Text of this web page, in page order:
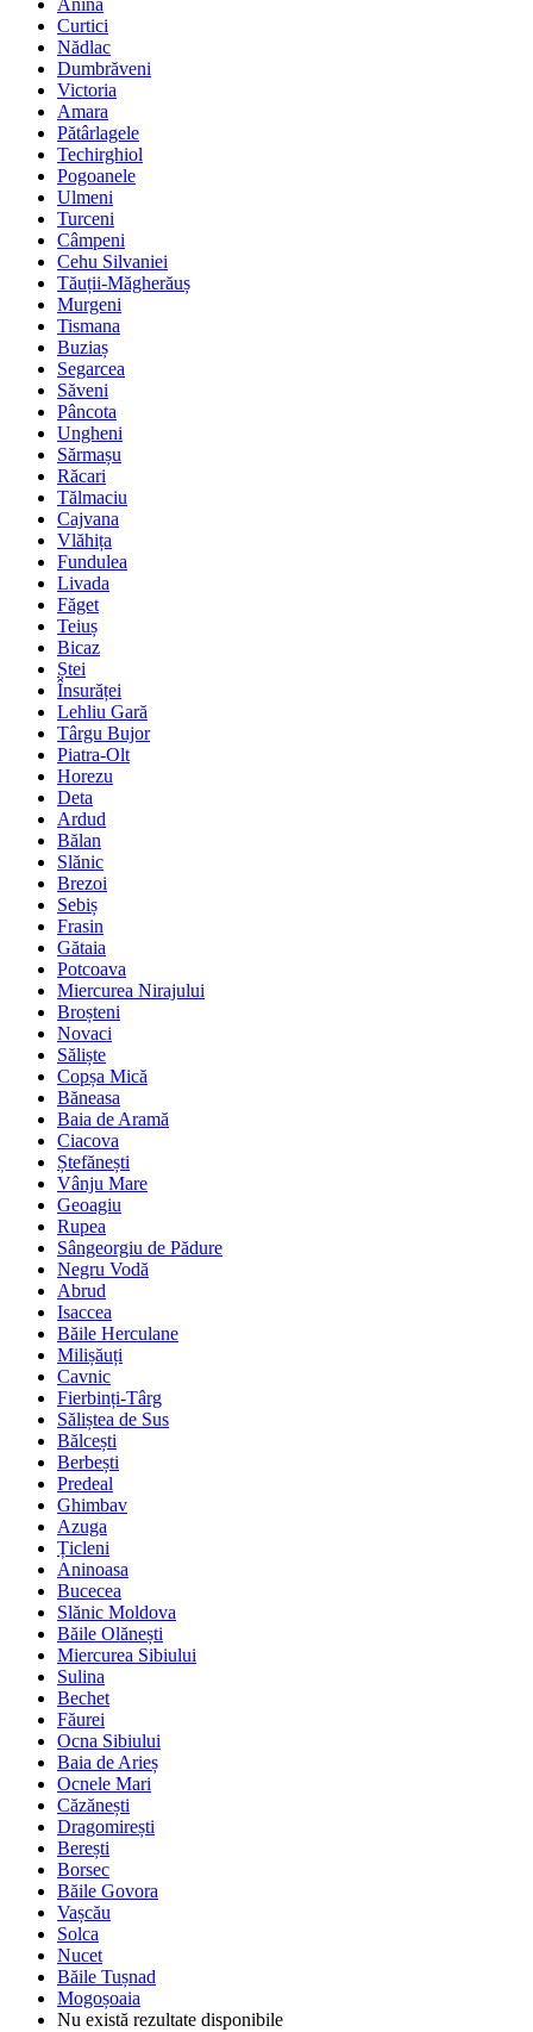
Anina
Curtici
Nădlac
Dumbrăveni
Victoria
Amara
Pătârlagele
Techirghiol
Pogoanele
Ulmeni
Turceni
Câmpeni
Cehu Silvaniei
Tăuții-Măgherăuș
Murgeni
Tismana
Buziaș
Segarcea
Săveni
Pâncota
Ungheni
Sărmașu
Răcari
Tălmaciu
Cajvana
Vlăhița
Fundulea
Livada
Făget
Teiuș
Bicaz
Ștei
Însurăței
Lehliu Gară
Târgu Bujor
Piatra-Olt
Horezu
Deta
Ardud
Bălan
Slănic
Brezoi
Sebiș
Frasin
Gătaia
Potcoava
Miercurea Nirajului
Broșteni
Novaci
Săliște
Copșa Mică
Băneasa
Baia de Aramă
Ciacova
Ștefănești
Vânju Mare
Geoagiu
Rupea
Sângeorgiu de Pădure
Negru Vodă
Abrud
Isaccea
Băile Herculane
Milișăuți
Cavnic
Fierbinți-Târg
Săliștea de Sus
Bălcești
Berbești
Predeal
Ghimbav
Azuga
Țicleni
Aninoasa
Bucecea
Slănic Moldova
Băile Olănești
Miercurea Sibiului
Sulina
Bechet
Făurei
Ocna Sibiului
Baia de Arieș
Ocnele Mari
Căzănești
Dragomirești
Berești
Borsec
Băile Govora
Vașcău
Solca
Nucet
Băile Tușnad
Mogoșoaia
Nu există rezultate disponibile